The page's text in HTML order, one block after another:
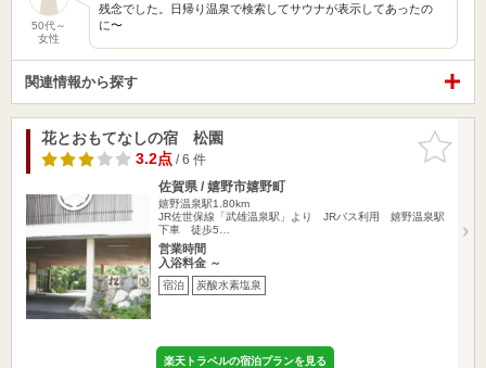
50代～
女性
残念でした。日帰り温泉で検索してサウナが表示してあったの
に〜
関連情報から探す
お気に入
りに追加
花とおもてなしの宿 松園
3.2点/ 6 件
佐賀県 / 嬉野市嬉野町
嬉野温泉駅1.80km
JR佐世保線「武雄温泉駅」より JRバス利用 嬉野温泉駅
下車 徒歩5…
営業時間
入浴料金 ～
宿泊 炭酸水素塩泉
楽天トラベルの宿泊プランを見る